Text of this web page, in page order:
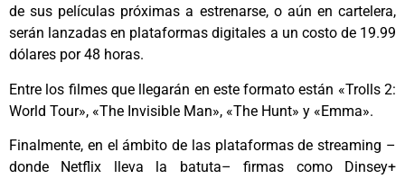
de sus películas próximas a estrenarse, o aún en cartelera,
serán lanzadas en plataformas digitales a un costo de 19.99
dólares por 48 horas.
Entre los filmes que llegarán en este formato están «Trolls 2:
World Tour», «The Invisible Man», «The Hunt» y «Emma».
Finalmente, en el ámbito de las plataformas de streaming –
donde Netflix lleva la batuta– firmas como Dinsey+